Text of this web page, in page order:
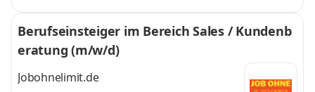
Berufseinsteiger im Bereich Sales / Kundenb
eratung (m/w/d)
Jobohnelimit.de